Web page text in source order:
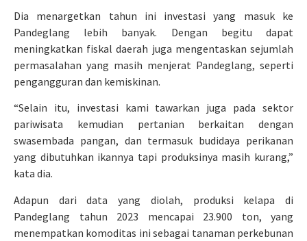
Dia menargetkan tahun ini investasi yang masuk ke
Pandeglang lebih banyak. Dengan begitu dapat
meningkatkan fiskal daerah juga mengentaskan sejumlah
permasalahan yang masih menjerat Pandeglang, seperti
pengangguran dan kemiskinan.
“Selain itu, investasi kami tawarkan juga pada sektor
pariwisata kemudian pertanian berkaitan dengan
swasembada pangan, dan termasuk budidaya perikanan
yang dibutuhkan ikannya tapi produksinya masih kurang,”
kata dia.
Adapun dari data yang diolah, produksi kelapa di
Pandeglang tahun 2023 mencapai 23.900 ton, yang
menempatkan komoditas ini sebagai tanaman perkebunan